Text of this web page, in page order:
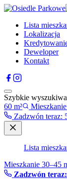
Lista
Lokalizacja
Deweloper
Kontakt
Szybkie
60 m²
Zadzwón teraz:
Lista
Mieszkanie 30–45
Zadzwón teraz: